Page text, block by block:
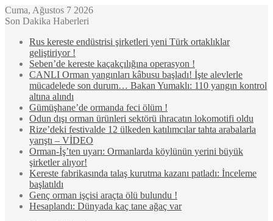
Cuma, Ağustos 7 2026
Son Dakika Haberleri
Rus kereste endüstrisi şirketleri yeni Türk ortaklıklar
geliştiriyor !
Seben’de kereste kaçakçılığına operasyon !
CANLI Orman yangınları kâbusu başladı! İşte alevlerle
mücadelede son durum… Bakan Yumaklı: 110 yangın kontrol
altına alındı
Gümüşhane’de ormanda feci ölüm !
Odun dışı orman ürünleri sektörü ihracatın lokomotifi oldu
Rize’deki festivalde 12 ülkeden katılımcılar tahta arabalarla
yarıştı – VİDEO
Orman-İş’ten uyarı: Ormanlarda köylünün yerini büyük
şirketler alıyor!
Kereste fabrikasında talaş kurutma kazanı patladı: İnceleme
başlatıldı
Genç orman işçisi araçta ölü bulundu !
Hesaplandı: Dünyada kaç tane ağaç var